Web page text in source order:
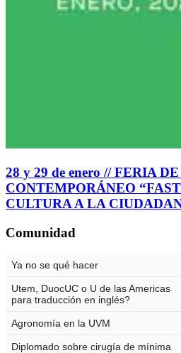
28 y 29 de enero // FERIA
CONTEMPORÁNEO
CULTURA A LA
Comunidad